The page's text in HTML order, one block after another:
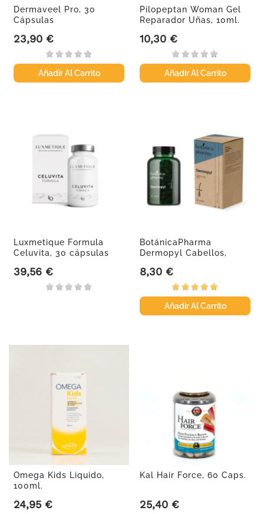
Dermaveel Pro, 30
Cápsulas
Precio
23,90 €
Añadir Al Carrito
Pilopeptan Woman Gel
Reparador Uñas, 10ml.
Precio
10,30 €
Añadir Al Carrito
Luxmetique Formula
Celuvita, 30 cápsulas
Precio
39,56 €
BotánicaPharma
Dermopyl Cabellos,
Precio
8,30 €
Añadir Al Carrito
Omega Kids Liquido,
100ml.
Precio
24,95 €
Kal Hair Force, 60 Caps.
Precio
25,40 €